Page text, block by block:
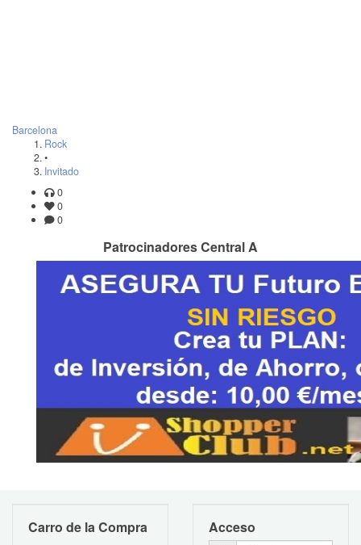
Barcelona
Rock
•
Invitado
0
0
0
Patrocinadores Central A
Carro de la Compra Acceso